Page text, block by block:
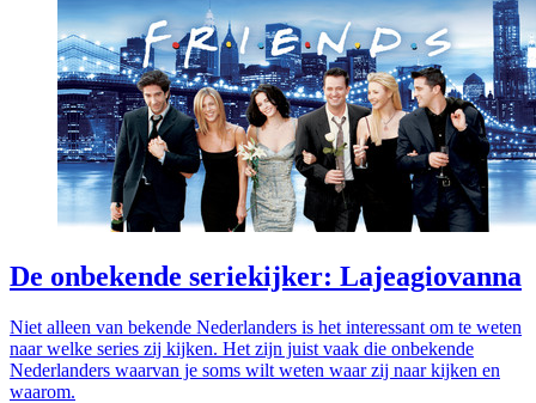
De onbekende seriekijker: Lajeagiovanna
Niet alleen van bekende Nederlanders is het interessant om te weten
naar welke series zij kijken. Het zijn juist vaak die onbekende
Nederlanders waarvan je soms wilt weten waar zij naar kijken en
waarom.